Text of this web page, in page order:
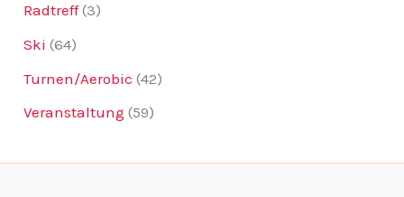
Radtreff(3)
Ski (64)
Turnen/Aerobic (42)
Veranstaltung (59)